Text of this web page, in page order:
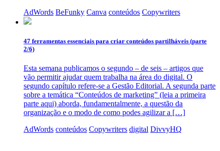
AdWords BeFunky Canva conteúdos Copywriters
47 ferramentas essenciais para criar conteúdos partilháveis (parte
2/6)
Esta semana publicamos o segundo – de seis – artigos que
vão permitir ajudar quem trabalha na área do digital. O
segundo capítulo refere-se a Gestão Editorial. A segunda parte
sobre a temática “Conteúdos de marketing” (leia a primeira
parte aqui) aborda, fundamentalmente, a questão da
organização e o modo de como podes agilizar a […]
AdWords conteúdos Copywriters digital DivvyHQ